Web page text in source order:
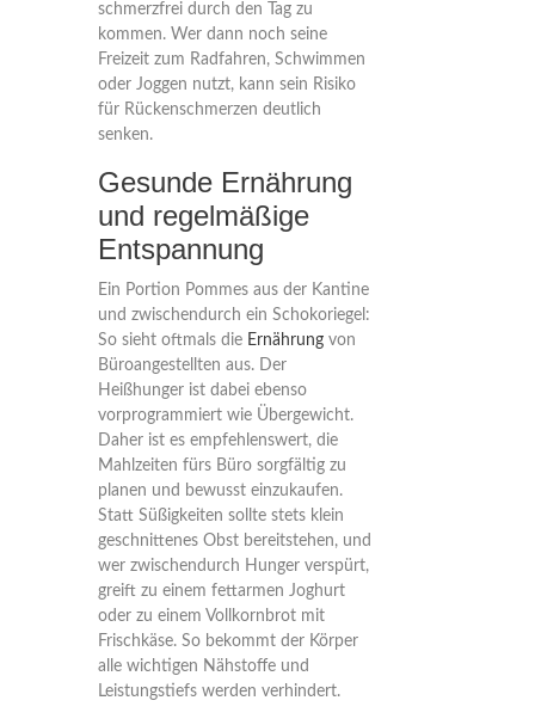
schmerzfrei durch den Tag zu
kommen. Wer dann noch seine
Freizeit zum Radfahren, Schwimmen
oder Joggen nutzt, kann sein Risiko
für Rückenschmerzen deutlich
senken.
Gesunde Ernährung
und regelmäßige
Entspannung
Ein Portion Pommes aus der Kantine
und zwischendurch ein Schokoriegel:
So sieht oftmals die Ernährungvon
Büroangestellten aus. Der
Heißhunger ist dabei ebenso
vorprogrammiert wie Übergewicht.
Daher ist es empfehlenswert, die
Mahlzeiten fürs Büro sorgfältig zu
planen und bewusst einzukaufen.
Statt Süßigkeiten sollte stets klein
geschnittenes Obst bereitstehen, und
wer zwischendurch Hunger verspürt,
greift zu einem fettarmen Joghurt
oder zu einem Vollkornbrot mit
Frischkäse. So bekommt der Körper
alle wichtigen Nähstoffe und
Leistungstiefs werden verhindert.